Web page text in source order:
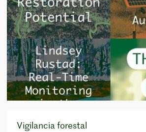
Vigilancia forestal